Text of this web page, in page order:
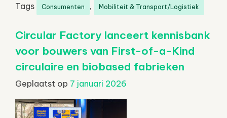
Tags
Consumenten , Mobiliteit & Transport/Logistiek
Circular Factory lanceert kennisbank
voor bouwers van First-of-a-Kind
circulaire en biobased fabrieken
Geplaatst op 7 januari 2026